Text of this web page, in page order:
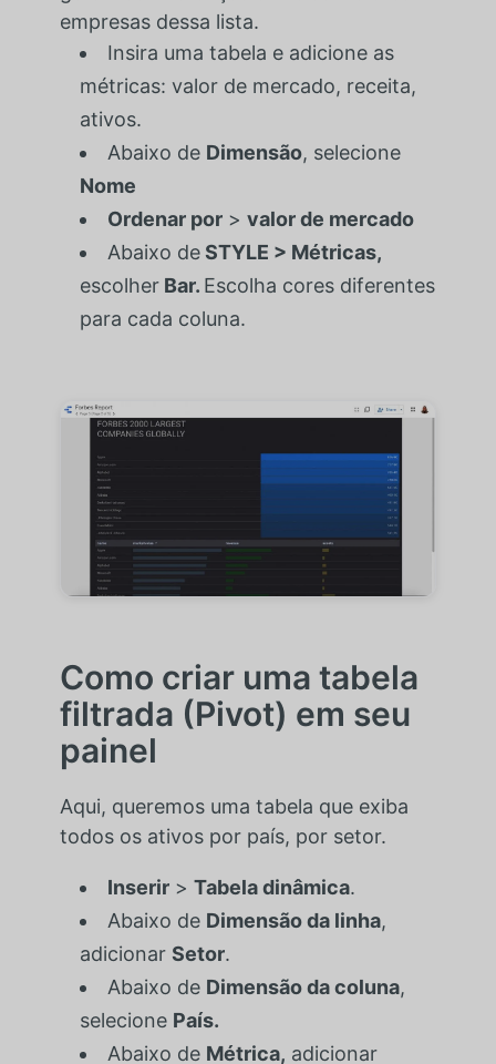
empresas dessa lista.
Insira uma tabela e adicione as
métricas: valor de mercado, receita,
ativos.
Abaixo de Dimensão, selecione
Nome
Ordenar por> valor de mercado
Abaixo deSTYLE > Métricas,
escolherBar. Escolha cores diferentes
para cada coluna.
Como criar uma tabela
filtrada (Pivot) em seu
painel
Aqui, queremos uma tabela que exiba
todos os ativos por país, por setor.
Inserir> Tabela dinâmica.
Abaixo de Dimensão da linha,
adicionar Setor.
Abaixo de Dimensão da coluna,
selecione País.
Abaixo de Métrica, adicionar